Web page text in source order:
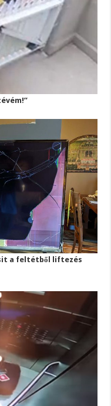
a feltétből liftezés